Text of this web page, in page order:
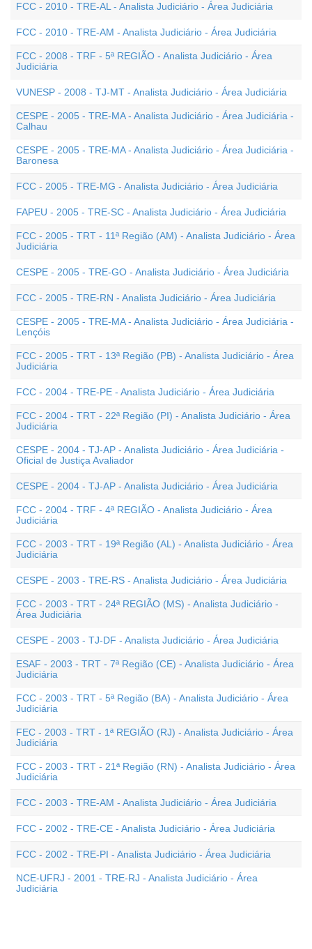
FCC - 2010 - TRE-AL - Analista Judiciário - Área Judiciária
FCC - 2010 - TRE-AM - Analista Judiciário - Área Judiciária
FCC - 2008 - TRF - 5ª REGIÃO - Analista Judiciário - Área
Judiciária
VUNESP - 2008 - TJ-MT - Analista Judiciário - Área Judiciária
CESPE - 2005 - TRE-MA - Analista Judiciário - Área Judiciária -
Calhau
CESPE - 2005 - TRE-MA - Analista Judiciário - Área Judiciária -
Baronesa
FCC - 2005 - TRE-MG - Analista Judiciário - Área Judiciária
FAPEU - 2005 - TRE-SC - Analista Judiciário - Área Judiciária
FCC - 2005 - TRT - 11ª Região (AM) - Analista Judiciário - Área
Judiciária
CESPE - 2005 - TRE-GO - Analista Judiciário - Área Judiciária
FCC - 2005 - TRE-RN - Analista Judiciário - Área Judiciária
CESPE - 2005 - TRE-MA - Analista Judiciário - Área Judiciária -
Lençóis
FCC - 2005 - TRT - 13ª Região (PB) - Analista Judiciário - Área
Judiciária
FCC - 2004 - TRE-PE - Analista Judiciário - Área Judiciária
FCC - 2004 - TRT - 22ª Região (PI) - Analista Judiciário - Área
Judiciária
CESPE - 2004 - TJ-AP - Analista Judiciário - Área Judiciária -
Oficial de Justiça Avaliador
CESPE - 2004 - TJ-AP - Analista Judiciário - Área Judiciária
FCC - 2004 - TRF - 4ª REGIÃO - Analista Judiciário - Área
Judiciária
FCC - 2003 - TRT - 19ª Região (AL) - Analista Judiciário - Área
Judiciária
CESPE - 2003 - TRE-RS - Analista Judiciário - Área Judiciária
FCC - 2003 - TRT - 24ª REGIÃO (MS) - Analista Judiciário -
Área Judiciária
CESPE - 2003 - TJ-DF - Analista Judiciário - Área Judiciária
ESAF - 2003 - TRT - 7ª Região (CE) - Analista Judiciário - Área
Judiciária
FCC - 2003 - TRT - 5ª Região (BA) - Analista Judiciário - Área
Judiciária
FEC - 2003 - TRT - 1ª REGIÃO (RJ) - Analista Judiciário - Área
Judiciária
FCC - 2003 - TRT - 21ª Região (RN) - Analista Judiciário - Área
Judiciária
FCC - 2003 - TRE-AM - Analista Judiciário - Área Judiciária
FCC - 2002 - TRE-CE - Analista Judiciário - Área Judiciária
FCC - 2002 - TRE-PI - Analista Judiciário - Área Judiciária
NCE-UFRJ - 2001 - TRE-RJ - Analista Judiciário - Área
Judiciária